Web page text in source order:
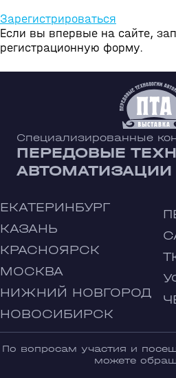
Зарегистрироваться
Если вы впервые на сайте,
регистрационную форму.
Специализированные
ПЕРЕДОВЫЕ
АВТОМАТИЗАЦИИ
ЕКАТЕРИНБУРГ
КАЗАНЬ
КРАСНОЯРСК
МОСКВА
НИЖНИЙ НОВГОРОД
НОВОСИБИРСК
По вопросам участия и
можете